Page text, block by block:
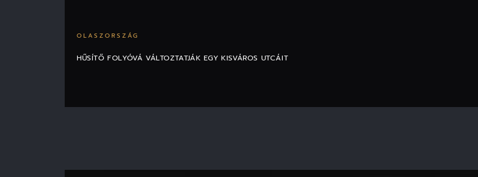
OLASZORSZÁG
HŰSÍTŐ FOLYÓVÁ VÁLTOZTATJÁK EGY KISVÁROS UTCÁIT